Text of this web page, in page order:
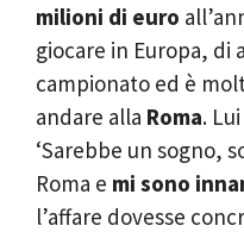
milioni di euro
giocare in Europa, di
campionato ed è
andare alla Roma.
‘Sarebbe un sogno,
Roma e mi sono
l’affare dovesse